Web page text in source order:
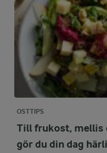
OSTTIPS
Till frukost, mellis
gör du din dag